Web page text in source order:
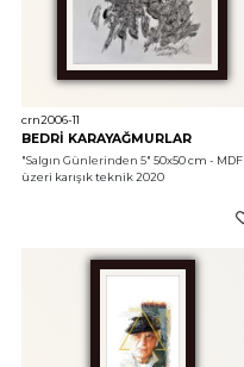
crn2006-11
BEDRİ KARAYAĞMURLAR
"Salgın Günlerinden 5" 50x50 cm - MDF
üzeri karışık teknik 2020